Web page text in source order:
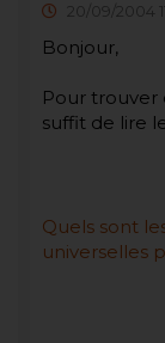
20/09/2004
Bonjour,
Pour trouver
suffit de lire
Quels sont
universelles